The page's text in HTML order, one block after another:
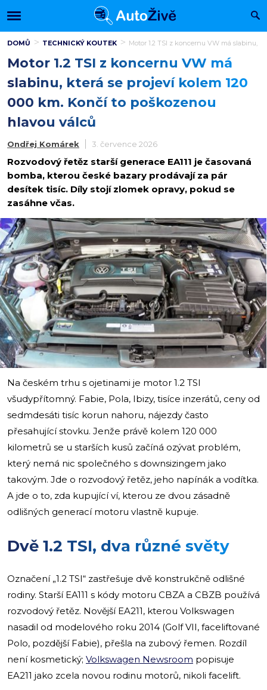
DOMŮ TECHNICKÝ KOUTEK Motor 1.2 TSI z koncernu VW má slabinu,
Motor 1.2 TSI z koncernu VW má
slabinu, která se projeví kolem 120
000 km. Končí to poškozenou
hlavou válců
Ondřej Komárek 3. července 2026
Rozvodový řetěz starší generace EA111 je časovaná
bomba, kterou české bazary prodávají za pár
desítek tisíc. Díly stojí zlomek opravy, pokud se
zasáhne včas.
i
Na českém trhu s ojetinami je motor 1.2 TSI
všudypřítomný. Fabie, Pola, Ibizy, tisíce inzerátů, ceny od
sedmdesáti tisíc korun nahoru, nájezdy často
přesahující stovku. Jenže právě kolem 120 000
kilometrů se u starších kusů začíná ozývat problém,
který nemá nic společného s downsizingem jako
takovým. Jde o rozvodový řetěz, jeho napínák a vodítka.
A jde o to, zda kupující ví, kterou ze dvou zásadně
odlišných generací motoru vlastně kupuje.
Dvě 1.2 TSI, dva různé světy
Označení „1.2 TSI“ zastřešuje dvě konstrukčně odlišné
rodiny. Starší EA111 s kódy motoru CBZA a CBZB používá
rozvodový řetěz. Novější EA211, kterou Volkswagen
nasadil od modelového roku 2014 (Golf VII, faceliftované
Polo, pozdější Fabie), přešla na zubový řemen. Rozdíl
není kosmetický; Volkswagen Newsroom popisuje
EA211 jako zcela novou rodinu motorů, nikoli facelift.